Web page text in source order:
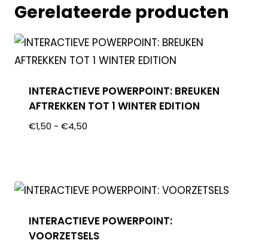
Gerelateerde producten
INTERACTIEVE POWERPOINT: BREUKEN
AFTREKKEN TOT 1 WINTER EDITION
€1,50 - €4,50
INTERACTIEVE POWERPOINT:
VOORZETSELS